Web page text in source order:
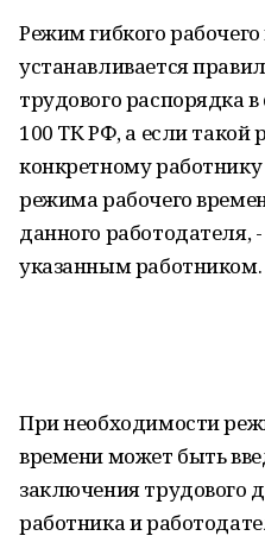
Режим гибкого
устанавливается
трудового распорядка в
100 ТК РФ, а если такой
конкретному
режима рабочего
данного работодателя,
указанным работником.
При необходимости
времени может быть
заключения трудового
работника и